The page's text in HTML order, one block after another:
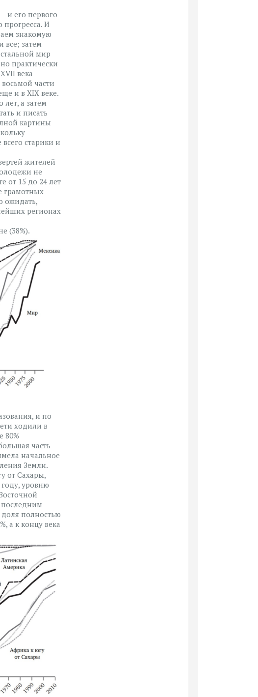
и его первого
прогресса. И
знакомую
все; затем
мир
практически
века
части
и в XIX веке.
а затем
и писать
картины
старики и
жителей
не
от 15 до 24 лет
грамотных
ожидать,
регионах
(38%).
и по
ходили в
80%
часть
начальное
Земли.
от Сахары,
уровню
доля полностью
а к концу века